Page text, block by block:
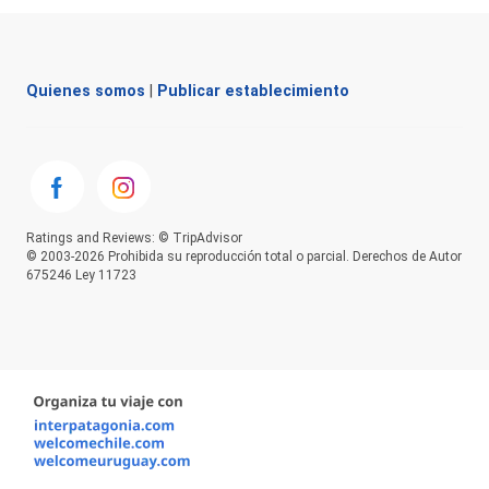
Quienes somos Publicar establecimiento
Ratings and Reviews: © TripAdvisor
© 2003-2026 Prohibida su reproducción total o parcial. Derechos de Autor
675246 Ley 11723